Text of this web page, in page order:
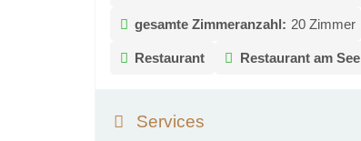
gesamte Zimmeranzahl: 20 Zimmer
Restaurant Restaurant am See
Services